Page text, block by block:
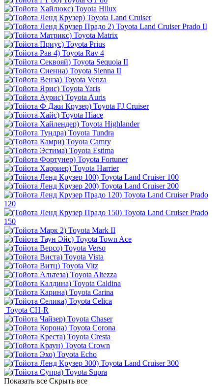
Toyota Hilux
Toyota Land Cruiser
Toyota Land Cruiser Prado II
Toyota Matrix
Toyota Prius
Toyota Rav 4
Toyota Sequoia II
Toyota Sienna II
Toyota Venza
Toyota Yaris
Toyota Auris
Toyota FJ Cruiser
Toyota Hiace
Toyota Highlander
Toyota Tundra
Toyota Camry
Toyota Estima
Toyota Fortuner
Toyota Harrier
Toyota Land Cruiser 100
Toyota Land Cruiser 200
Toyota Land Cruiser Prado
120
Toyota Land Cruiser Prado
150
Toyota Mark II
Toyota Town Ace
Toyota Verso
Toyota Vista
Toyota Vitz
Toyota Altezza
Toyota Caldina
Toyota Carina
Toyota Celica
Toyota CH-R
Toyota Chaser
Toyota Corona
Toyota Cresta
Toyota Crown
Toyota Echo
Toyota Land Cruiser 300
Toyota Supra
Показать все Скрыть все